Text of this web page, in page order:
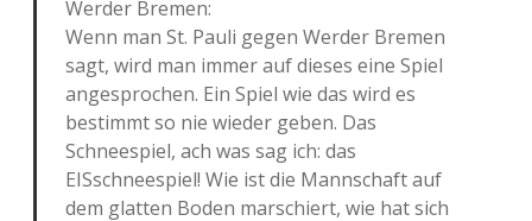
Werder Bremen:
Wenn man St. Pauli gegen Werder Bremen
sagt, wird man immer auf dieses eine Spiel
angesprochen. Ein Spiel wie das wird es
bestimmt so nie wieder geben. Das
Schneespiel, ach was sag ich: das
EISschneespiel! Wie ist die Mannschaft auf
dem glatten Boden marschiert, wie hat sich